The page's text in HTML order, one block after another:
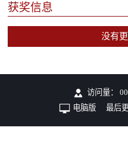
获奖信息
没有
访问量：
电脑版
最后